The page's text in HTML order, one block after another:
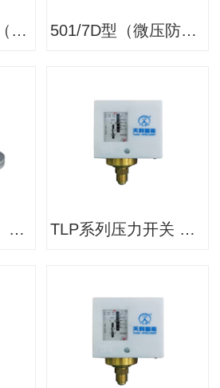
TL0202压力开关（中压）/压力控制器 501/7D型（微压防腐）压力开关/压力控制器
500/7D型（微压）压力开关/压力控制器 TLP系列压力开关 压力控制器